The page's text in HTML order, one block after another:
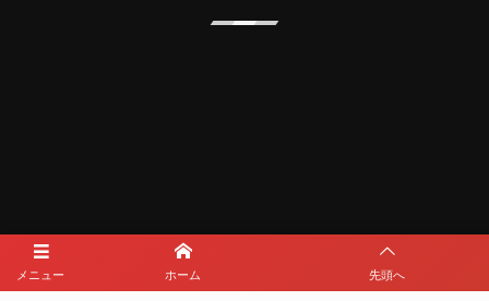
メニュー ホーム 先頭へ